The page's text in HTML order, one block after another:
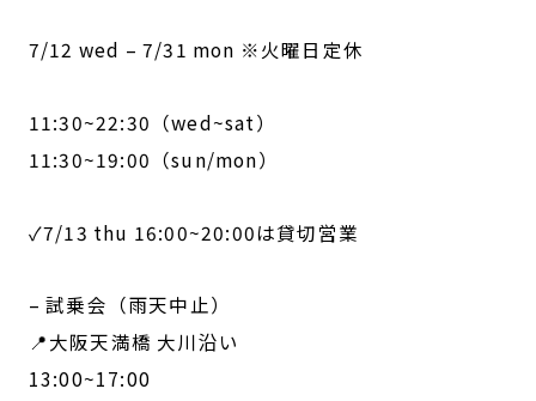
7/12 wed – 7/31 mon ※火曜日定休
11:30~22:30（wed~sat）
11:30~19:00（sun/mon）
✓7/13 thu 16:00~20:00は貸切営業
– 試乗会（雨天中止）
📍大阪天満橋 大川沿い
13:00~17:00